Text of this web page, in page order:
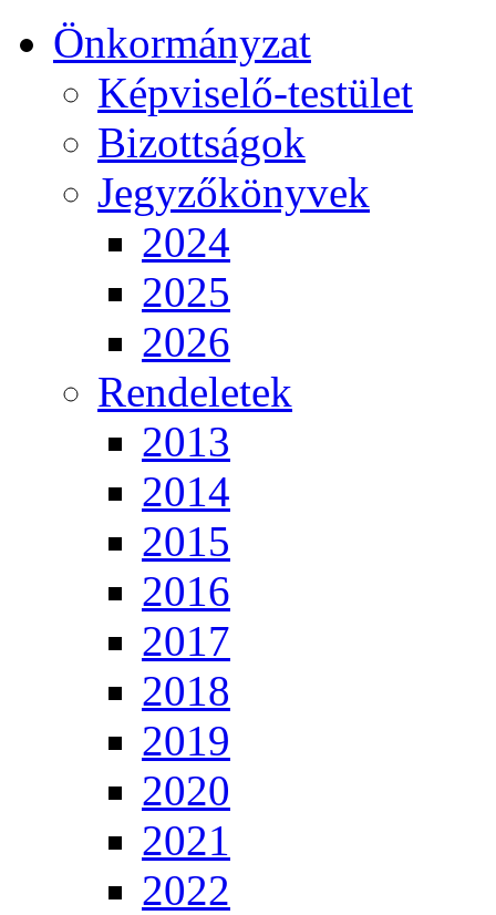
Önkormányzat
Képviselő-testület
Bizottságok
Jegyzőkönyvek
2024
2025
2026
Rendeletek
2013
2014
2015
2016
2017
2018
2019
2020
2021
2022